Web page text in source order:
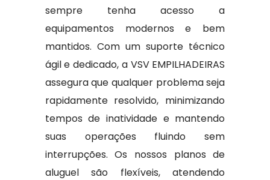
sempre tenha acesso a
equipamentos modernos e bem
mantidos. Com um suporte técnico
ágil e dedicado, a VSV EMPILHADEIRAS
assegura que qualquer problema seja
rapidamente resolvido, minimizando
tempos de inatividade e mantendo
suas operações fluindo sem
interrupções. Os nossos planos de
aluguel são flexíveis, atendendo